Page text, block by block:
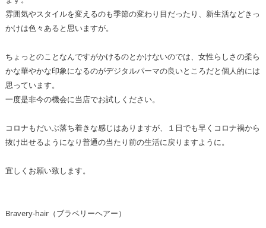
雰囲気やスタイルを変えるのも季節の変わり目だったり、新生活などきっ
かけは色々あると思いますが。
ちょっとのことなんですがかけるのとかけないのでは、女性らしさの柔ら
かな華やかな印象になるのがデジタルパーマの良いところだと個人的には
思っています。
一度是非今の機会に当店でお試しください。
コロナもだいぶ落ち着きな感じはありますが、１日でも早くコロナ禍から
抜け出せるようになり普通の当たり前の生活に戻りますように。
宜しくお願い致します。
Bravery-hair（ブラベリーヘアー）